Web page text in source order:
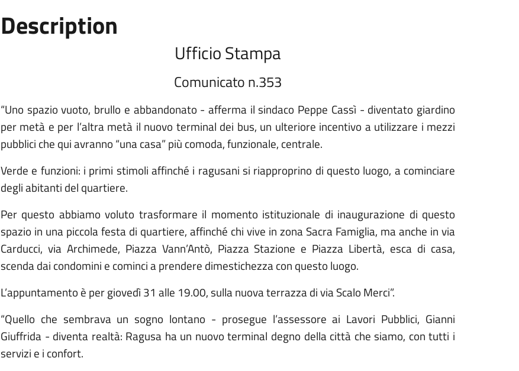
Description
Ufficio Stampa
Comunicato n.353
“Uno spazio vuoto, brullo e abbandonato - afferma il sindaco Peppe Cassì - diventato giardino
per metà e per l’altra metà il nuovo terminal dei bus, un ulteriore incentivo a utilizzare i mezzi
pubblici che qui avranno “una casa” più comoda, funzionale, centrale.
Verde e funzioni: i primi stimoli affinché i ragusani si riapproprino di questo luogo, a cominciare
degli abitanti del quartiere.
Per questo abbiamo voluto trasformare il momento istituzionale di inaugurazione di questo
spazio in una piccola festa di quartiere, affinché chi vive in zona Sacra Famiglia, ma anche in via
Carducci, via Archimede, Piazza Vann’Antò, Piazza Stazione e Piazza Libertà, esca di casa,
scenda dai condomini e cominci a prendere dimestichezza con questo luogo.
L’appuntamento è per giovedì 31 alle 19.00, sulla nuova terrazza di via Scalo Merci”.
“Quello che sembrava un sogno lontano - prosegue l’assessore ai Lavori Pubblici, Gianni
Giuffrida - diventa realtà: Ragusa ha un nuovo terminal degno della città che siamo, con tutti i
servizi e i confort.